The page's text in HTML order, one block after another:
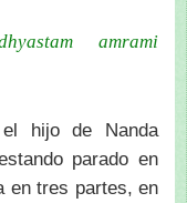
amrami
hijo de Nanda
parado en
en tres partes, en